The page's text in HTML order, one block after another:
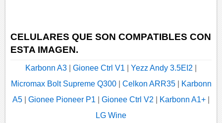
CELULARES QUE SON COMPATIBLES CON
ESTA IMAGEN.
Karbonn A3 Gionee Ctrl V1 Yezz Andy 3.5EI2
Micromax Bolt Supreme Q300| Celkon ARR35|
Karbonn
A5
Gionee Pioneer P1 Gionee Ctrl V2 Karbonn A1+
LG Wine